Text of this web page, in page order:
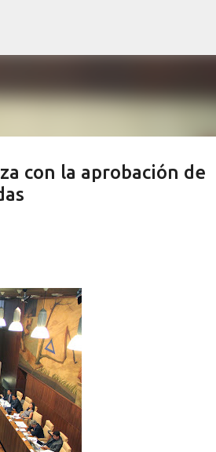
con la aprobación de